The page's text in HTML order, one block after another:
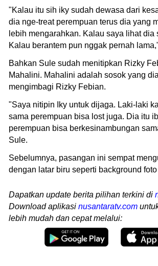
"Kalau itu sih iky sudah dewasa dari
dia nge-treat perempuan terus dia yang
lebih mengarahkan. Kalau saya lihat dia
Kalau berantem pun nggak pernah
Bahkan Sule sudah menitipkan Rizky
Mahalini. Mahalini adalah sosok yang
mengimbagi Rizky Febian.
"Saya nitipin Iky untuk dijaga. Laki-laki
sama perempuan bisa lost juga. Dia itu
perempuan bisa berkesinambungan
Sule.
Sebelumnya, pasangan ini sempat
dengan latar biru seperti background
Dapatkan update berita pilihan terkini di
Download aplikasi nusantaratv.com
lebih mudah dan cepat melalui: